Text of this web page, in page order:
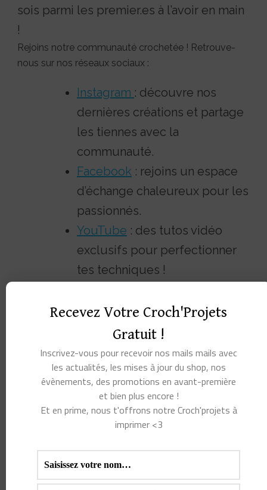
sois parmi les premier.es à l’avoir en main
!
Rejoins notre communauté crochetée ! Retrouve-
nous sur nos réseaux sociaux :
Instagram : découvre nos
dernières créations et partage
les tiennes avec la
communauté.
Facebook : rejoins un espace
d’échange chaleureux pour les
passionnés.
YouTube : des tutos vidéo
exclusifs pour perfectionner
tes techniques !
… et n’oublie pas de t’ inscrire à notre newsletter
recevoir en avant-première nos nouveautés et idées
Vous aimerez peut-
être aussi…
Recevez Votre Croch'Projets
Gratuit !
Inscrivez-vous pour recevoir nos mails mails avec
les actualités, les mises à jour du shop, nos
évènements, des promotions en avant-première
et bien plus encore !
Et en prime, nous t'offrons notre Croch'projets à
imprimer <3